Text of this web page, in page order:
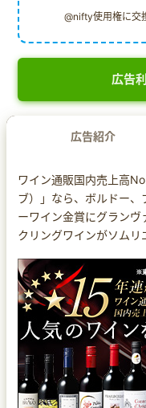
@nifty使用権に交
広告
広告紹介
ワイン通販国内売上高
ブ）」なら、ボルドー、
ーワイン金賞にグラン
クリングワインがソムリ